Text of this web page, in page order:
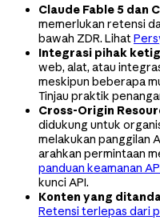
Claude Fable 5 dan
memerlukan retensi
bawah ZDR. Lihat
Integrasi pihak
web, alat, atau
meskipun beberapa
Tinjau praktik
Cross-Origin
didukung untuk
melakukan panggilan
arahkan permintaan
panduan keamanan
kunci API.
Konten yang
Retensi terlepas dari